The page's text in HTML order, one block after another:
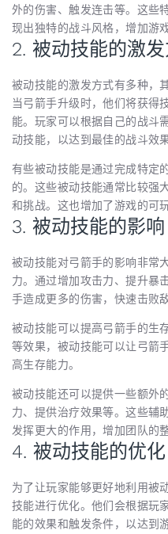
外的伤害、触发连击等。这些
现出独特的战斗风格，增加游
2. 被动技能的激
被动技能的激发方式有多种，
当弓箭手升级时，他们将获得
能。玩家可以根据自己的战斗
动技能，以达到最佳的战斗效果
有些被动技能是通过完成特定
的。这些被动技能通常比较强
和挑战。这也增加了游戏的可
3. 被动技能的影响
被动技能对弓箭手的影响非常
力。通过增加攻击力、提升暴
手造成更多的伤害，快速击败敌
被动技能可以提高弓箭手的生
等效果，被动技能可以让弓箭
高生存能力。
被动技能还可以提供一些额外
力、提供治疗效果等。这些辅
发挥更大的作用，增加团队的
4. 被动技能的优化
为了让玩家能够更好地利用被
技能进行优化。他们会根据玩
能的效果和触发条件，以达到